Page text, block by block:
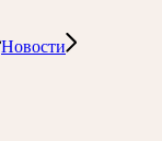
Новости